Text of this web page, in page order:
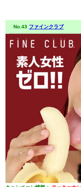
No.43 ファインクラブ